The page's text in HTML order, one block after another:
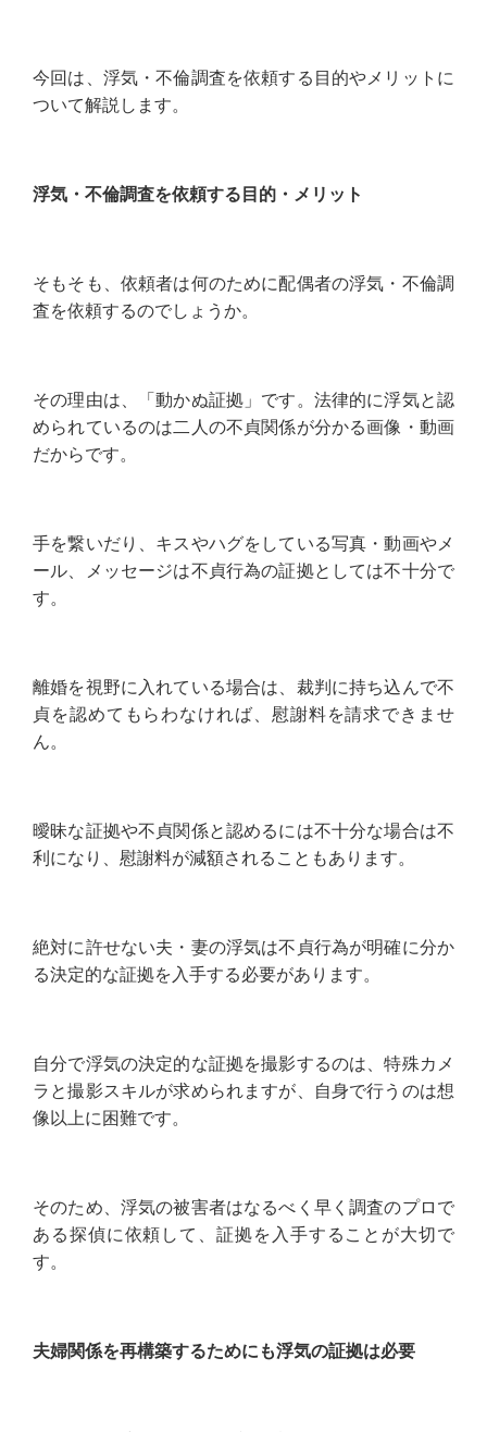
今回は、浮気・不倫調査を依頼する目的やメリットに
ついて解説します。
浮気・不倫調査を依頼する目的・メリット
そもそも、依頼者は何のために配偶者の浮気・不倫調
査を依頼するのでしょうか。
その理由は、「動かぬ証拠」です。法律的に浮気と認
められているのは二人の不貞関係が分かる画像・動画
だからです。
手を繋いだり、キスやハグをしている写真・動画やメ
ール、メッセージは不貞行為の証拠としては不十分で
す。
離婚を視野に入れている場合は、裁判に持ち込んで不
貞を認めてもらわなければ、慰謝料を請求できませ
ん。
曖昧な証拠や不貞関係と認めるには不十分な場合は不
利になり、慰謝料が減額されることもあります。
絶対に許せない夫・妻の浮気は不貞行為が明確に分か
る決定的な証拠を入手する必要があります。
自分で浮気の決定的な証拠を撮影するのは、特殊カメ
ラと撮影スキルが求められますが、自身で行うのは想
像以上に困難です。
そのため、浮気の被害者はなるべく早く調査のプロで
ある探偵に依頼して、証拠を入手することが大切で
す。
夫婦関係を再構築するためにも浮気の証拠は必要